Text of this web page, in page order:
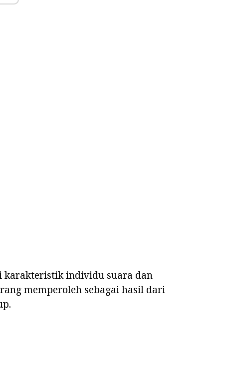
karakteristik individu suara dan
memperoleh sebagai hasil dari